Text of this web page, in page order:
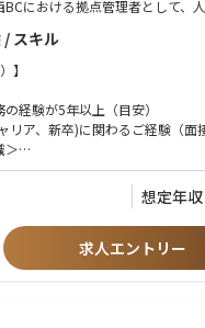
ーとのコミュニケーション
カスタマーサクセス、カスタマ
多様なチームとの連携を通じた
拠点にもデザインチーム、マー
います）。
ュニティとの対話（インタビュー
ズの把握を進めます。
）
BCにおける拠点管理者として、
ます。現在関西BCでは180名程
拡大のため、①関西勤務者の拡大
ただきます。
入れ直後）
とし、関西BCにおける運営業務
事運営を行う中で必要な施策を
寄与していただくことを期待して
問い合わせ対応、新規着
きやすいオフィス環境の整備、関
/ スキル
】
の経験が5年以上（目安）
リア、新卒)に関わるご経験（面
＞
進能力
のコミュニケーション力
】
点開発のご経験
る戦略立案と推進において、リ
想定年収
求人エントリー